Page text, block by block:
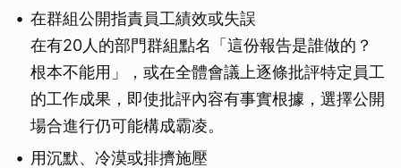
在群組公開指責員工績效或失誤
在有20人的部門群組點名「這份報告是誰做的？
根本不能用」，或在全體會議上逐條批評特定員工
的工作成果，即使批評內容有事實根據，選擇公開
場合進行仍可能構成霸凌。
用沉默、冷漠或排擠施壓